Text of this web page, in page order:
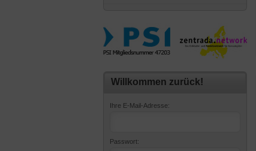
Willkommen zurück!
Ihre E-Mail-Adresse:
Passwort: